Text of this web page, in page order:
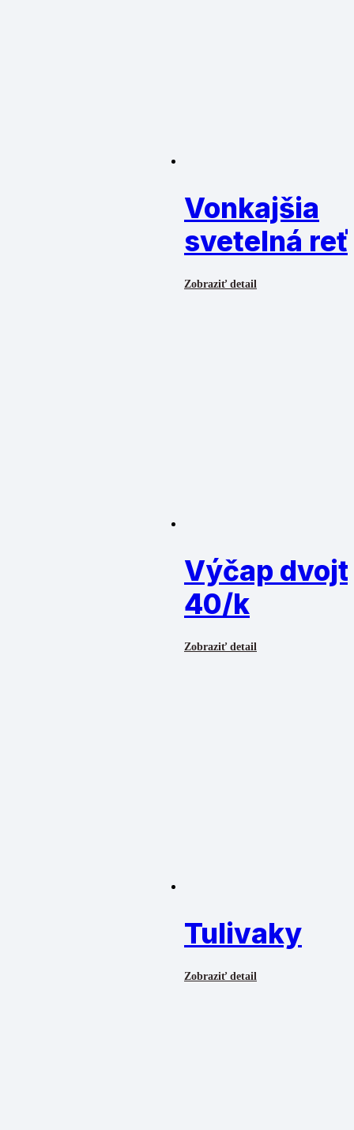
Vonkajšia
svetelná
Zobraziť detail
Výčap
40/k
Zobraziť detail
Tulivaky
Zobraziť detail